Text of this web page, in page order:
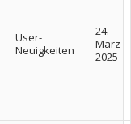
User-
Neuigkeiten
24.
März
2025